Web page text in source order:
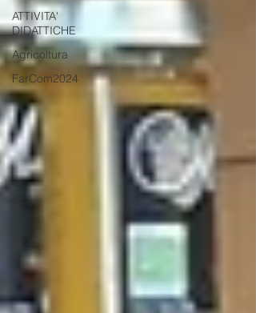
ATTIVITA'
DIDATTICHE
Agricoltura
FarCom2024